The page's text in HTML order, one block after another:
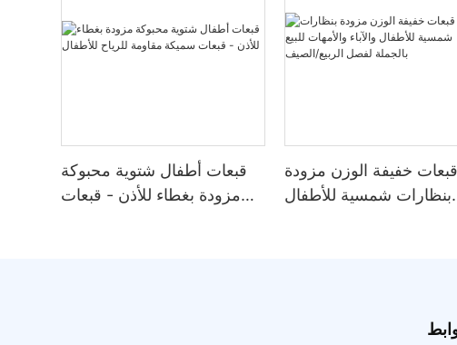
قبعات أطفال شتوية محبوكة
مزودة بغطاء للأذن - قبعات
قبعات خفيفة الوزن مزودة
بنظارات شمسية للأطفال